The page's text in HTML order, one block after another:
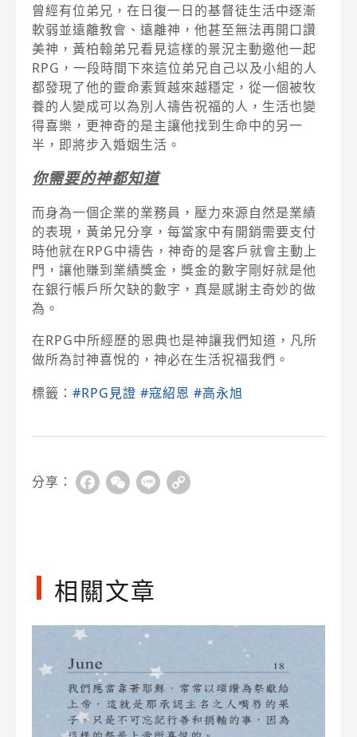
曾經有位弟兄，在日復一日的基督徒生活中逐漸
軟弱並遠離教會、遠離神，他甚至無法再開口讚
美神，黃柏翰弟兄看見這樣的景況主動邀他一起
RPG，一段時間下來這位弟兄自己以及小組的人
都發現了他的靈命素質越來越穩定，從一個被牧
養的人變成可以為別人禱告祝福的人，生活也變
得喜樂，更神奇的是主讓他找到生命中的另一
半，即將步入婚姻生活。
你需要的神都知道
而身為一個企業的業務員，壓力來源自然是業績
的表現，黃弟兄分享，每當家中有開銷需要支付
時他就在RPG中禱告，神奇的是客戶就會主動上
門，讓他賺到業績獎金，獎金的數字剛好就是他
在銀行帳戶所欠缺的數字，真是感謝主奇妙的做
為。
在RPG中所經歷的恩典也是神讓我們知道，凡所
做所為討神喜悅的，神必在生活祝福我們。
標籤： #RPG見證 #寇紹恩 #高永旭
分享： FacebookWeChat
Line
相關文章